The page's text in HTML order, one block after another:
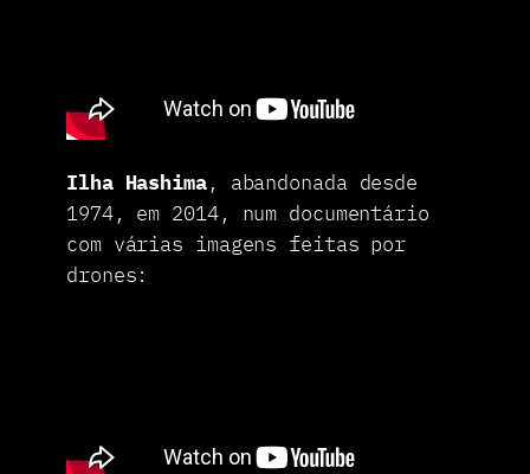
Ilha Hashima, abandonada desde
1974, em 2014, num documentário
com várias imagens feitas por
drones: